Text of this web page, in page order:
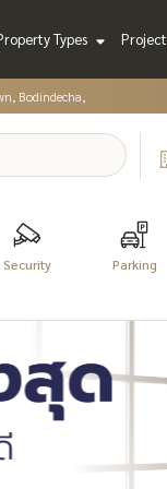
Types Project
Bodindecha,
Security Parking